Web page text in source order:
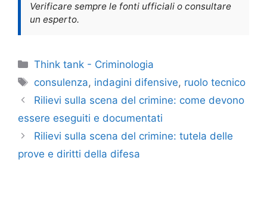
Verificare sempre le fonti ufficiali o consultare
un esperto.
Categorie
Think tank - Criminologia
Tag
consulenza, indagini difensive, ruolo tecnico
Rilievi sulla scena del crimine: come devono
essere eseguiti e documentati
Rilievi sulla scena del crimine: tutela delle
prove e diritti della difesa